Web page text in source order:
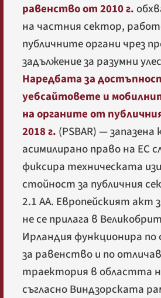
равенство от 2010 г.
на частния сектор,
публичните органи чрез
задължение за разумни
Наредбата за
уебсайтовете и
на органите от
2018 г. (PSBAR) —
асимилирано право на ЕС
фиксира техническата
стойност за публичния
2.1 AA. Европейският акт
не се прилага в
Ирландия функционира
за равенство и по
траектория в областта
съгласно Виндзорската